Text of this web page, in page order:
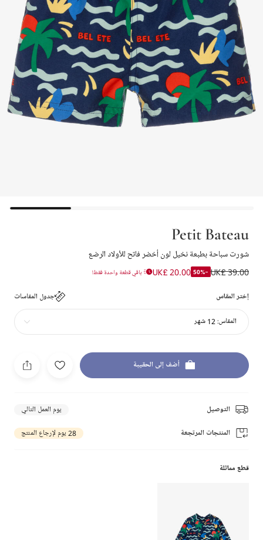
Petit Bateau
شورت سباحة بطبعة نخيل لون أخضر فاتح للأولاد الرضع
UK£ 39.00
-50%
UK£ 20.00 باقي قطعة واحدة فقط!
إختر المقاس جدول المقاسات
المقاس:12 شهر
أضف إلى الحقيبة
التوصيل يوم العمل التالي
المنتجات المرتجعة 28 يوم لإرجاع المنتج
قطع مماثلة